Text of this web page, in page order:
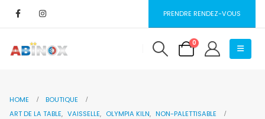
PRENDRE RENDEZ-VOUS
0
HOME
BOUTIQUE
ART DE LA TABLE, VAISSELLE, OLYMPIA KILN, NON-PALETTISABLE